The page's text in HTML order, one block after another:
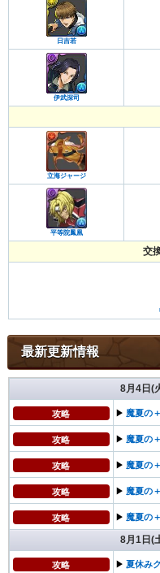
日吉若
伊武深司
立海ジャージ
平等院鳳凰
交
最新更新情報
8月4日(
攻略 ▶︎ 魔夏の
攻略 ▶︎ 魔夏の
攻略 ▶︎ 魔夏の
攻略 ▶︎ 魔夏の
攻略 ▶︎ 魔夏の
8月1日(
攻略 ▶︎ 夏休み